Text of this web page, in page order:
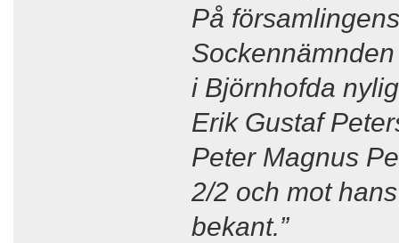
På
i Björnhofda
Erik Gustaf
Peter Magnus
2/2 och mot
bekant.”